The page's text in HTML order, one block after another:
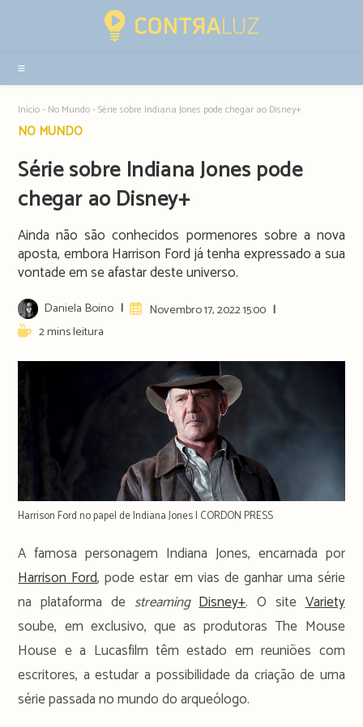
sidebar
Início- No Mundo-Série sobre Indiana Jones pode chegar ao Disney+
Post
NO MUNDO
Série sobre Indiana Jones pode
chegar ao Disney+
Ainda não são conhecidos pormenores sobre a nova
aposta, embora Harrison Ford já tenha expressado a sua
vontade em se afastar deste universo.
Post
author:
Daniela Boino
ArtigoNovembro 17, 2022 15:00
Reading2 mins leitura
Harrison Ford no papel de Indiana Jones | CORDON PRESS
A famosa personagem Indiana Jones, encarnada por
Harrison Ford, pode estar em vias de ganhar uma série
na plataforma de streaming Disney+. O siteVariety
soube, em exclusivo, que as produtoras The Mouse
House e a Lucasfilm têm estado em reuniões com
escritores, a estudar a possibilidade da criação de uma
série passada no mundo do arqueólogo.